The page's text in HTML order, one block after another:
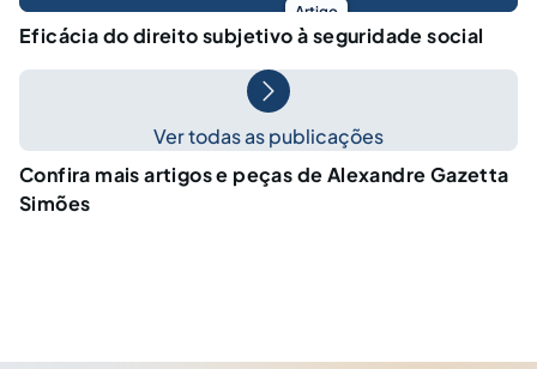
Artigo
Eficácia do direito subjetivo à seguridade social
Ver todas as publicações
Confira mais artigos e peças de Alexandre Gazetta
Simões